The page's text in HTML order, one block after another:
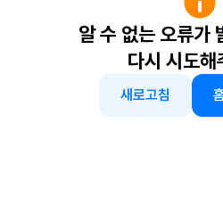
알 수 없는 오류가
다시 시도해
새로고침